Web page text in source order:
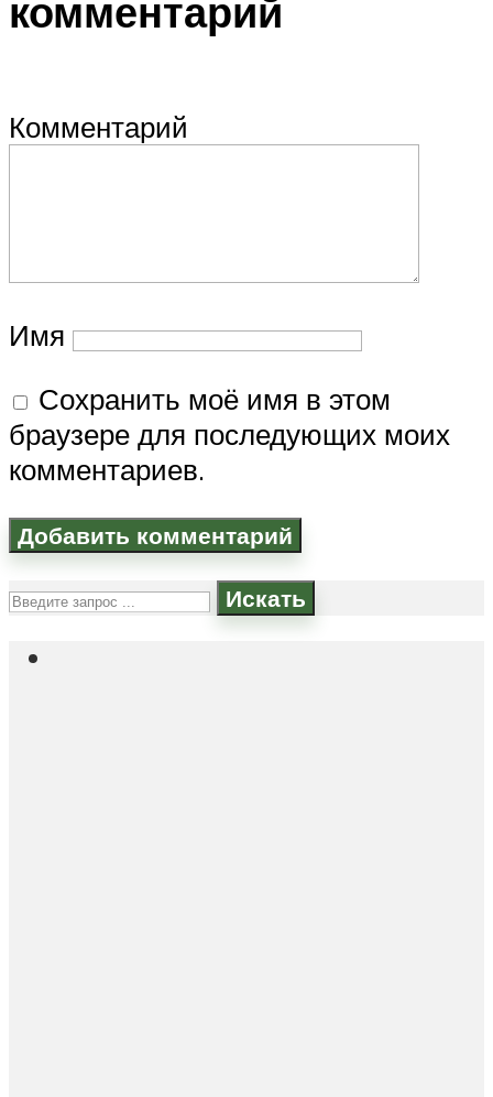
комментарий
Комментарий
Имя
Сохранить моё имя в этом
браузере для последующих моих
комментариев.
Искать